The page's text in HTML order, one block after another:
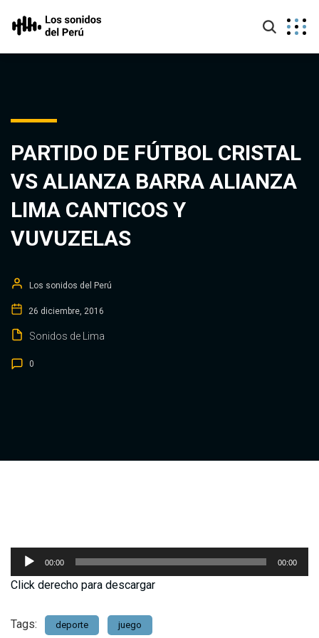
PARTIDO DE FÚTBOL CRISTAL
VS ALIANZA BARRA ALIANZA
LIMA CANTICOS Y
VUVUZELAS
Los sonidos del Perú
26 diciembre, 2016
Sonidos de Lima
0
Reproductor
de
audio
00:00 00:00
Click derecho para descargar
Tags: deporte juego